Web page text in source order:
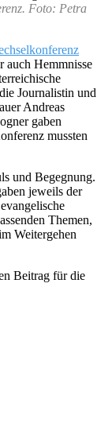
Foto: Petra
auch Hemmnisse
Journalistin und
Andreas
gaben
mussten
und Begegnung.
jeweils der
Themen,
Weitergehen
Beitrag für die